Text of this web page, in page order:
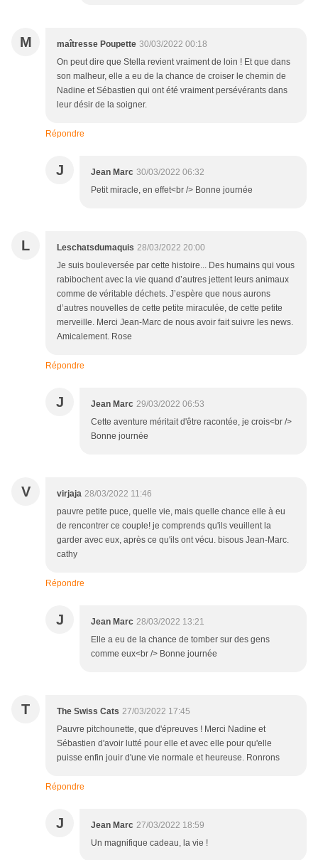
M maîtresse Poupette 30/03/2022 00:18
On peut dire que Stella revient vraiment de loin ! Et que dans
son malheur, elle a eu de la chance de croiser le chemin de
Nadine et Sébastien qui ont été vraiment persévérants dans
leur désir de la soigner.
Répondre
J Jean Marc 30/03/2022 06:32
Petit miracle, en effet<br /> Bonne journée
L Leschatsdumaquis 28/03/2022 20:00
Je suis bouleversée par cette histoire... Des humains qui vous
rabibochent avec la vie quand d’autres jettent leurs animaux
comme de véritable déchets. J’espère que nous aurons
d’autres nouvelles de cette petite miraculée, de cette petite
merveille. Merci Jean-Marc de nous avoir fait suivre les news.
Amicalement. Rose
Répondre
J Jean Marc 29/03/2022 06:53
Cette aventure méritait d'être racontée, je crois<br />
Bonne journée
V virjaja 28/03/2022 11:46
pauvre petite puce, quelle vie, mais quelle chance elle à eu
de rencontrer ce couple! je comprends qu'ils veuillent la
garder avec eux, après ce qu'ils ont vécu. bisous Jean-Marc.
cathy
Répondre
J Jean Marc 28/03/2022 13:21
Elle a eu de la chance de tomber sur des gens
comme eux<br /> Bonne journée
T The Swiss Cats 27/03/2022 17:45
Pauvre pitchounette, que d'épreuves ! Merci Nadine et
Sébastien d'avoir lutté pour elle et avec elle pour qu'elle
puisse enfin jouir d'une vie normale et heureuse. Ronrons
Répondre
J Jean Marc 27/03/2022 18:59
Un magnifique cadeau, la vie !